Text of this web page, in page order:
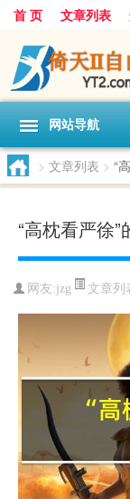
首 页 文章列表
网站导航
> 文章列表 > “
“高枕看严徐
网友:jzg 文章列